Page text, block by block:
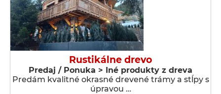
Rustikálne drevo
Predaj / Ponuka > Iné produkty z dreva
Predám kvalitné okrasné drevené trámy a stĺpy s
úpravou …